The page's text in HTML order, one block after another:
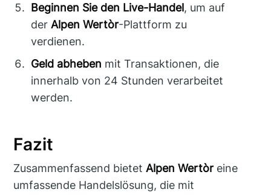
Beginnen Sie den Live-Handel, um auf
derAlpen Wertòr-Plattform zu
verdienen.
Geld abheben mit Transaktionen, die
innerhalb von 24 Stunden verarbeitet
werden.
Fazit
Zusammenfassend bietetAlpen Wertòr eine
umfassende Handelslösung, die mit